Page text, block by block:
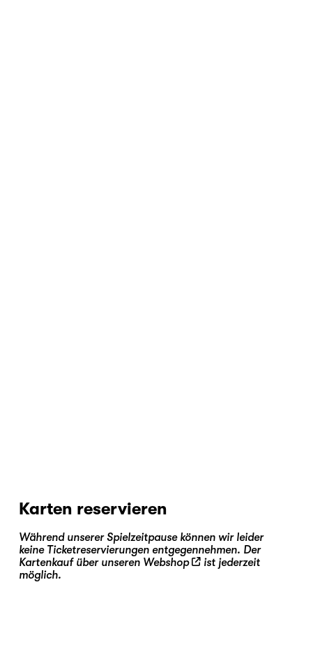
Karten reservieren
Während unserer Spielzeitpause können wir leider
keine Ticketreservierungen entgegennehmen. Der
Kartenkauf über unseren Webshop
ist jederzeit
möglich.